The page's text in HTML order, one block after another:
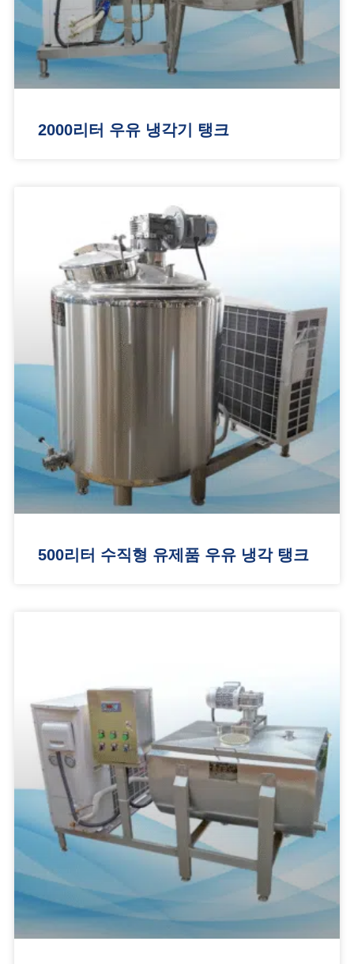
2000리터 우유 냉각기 탱크
500리터 수직형 유제품 우유 냉각 탱크